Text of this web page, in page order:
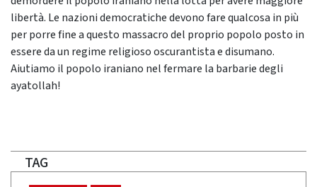
libertà. Le nazioni democratiche devono fare qualcosa in più
per porre fine a questo massacro del proprio popolo posto in
essere da un regime religioso oscurantista e disumano.
Aiutiamo il popolo iraniano nel fermare la barbarie degli
ayatollah!
TAG